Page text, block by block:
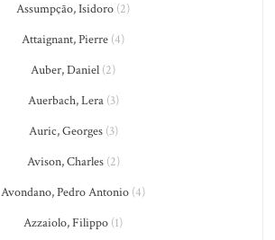
Assumpção, Isidoro (2)
Attaignant, Pierre (4)
Auber, Daniel (2)
Auerbach, Lera(3)
Auric, Georges(3)
Avison, Charles(2)
Avondano, Pedro Antonio (4)
Azzaiolo, Filippo (1)